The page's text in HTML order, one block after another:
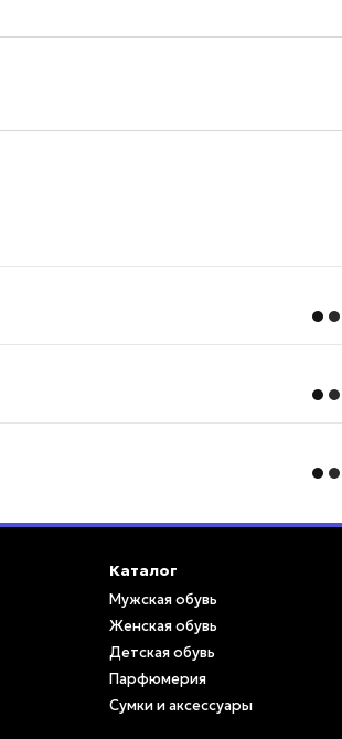
Каталог
Мужская обувь
Женская обувь
Детская обувь
Парфюмерия
Сумки и аксессуары